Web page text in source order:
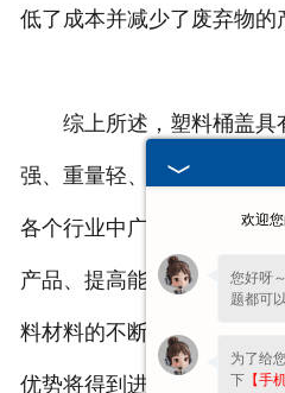
低了成本并减少了废弃物的
综上所述，塑料桶盖具
强、重量轻、可塑性高、成
各个行业中广泛应用于产品
产品、提高能率和降低成本
料材料的不断创新和技术的
优势将得到进一步的提升和
欢迎
您好呀
题都可
为了给
下 【手